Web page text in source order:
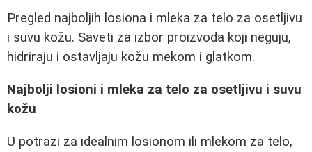
Pregled najboljih losiona i mleka za telo za osetljivu
i suvu kožu. Saveti za izbor proizvoda koji neguju,
hidriraju i ostavljaju kožu mekom i glatkom.
Najbolji losioni i mleka za telo za osetljivu i suvu
kožu
U potrazi za idealnim losionom ili mlekom za telo,